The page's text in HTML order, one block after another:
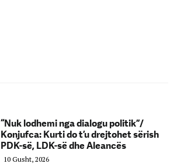
“Nuk lodhemi nga dialogu politik”/
Konjufca: Kurti do t’u drejtohet sërish
PDK-së, LDK-së dhe Aleancës
10 Gusht, 2026